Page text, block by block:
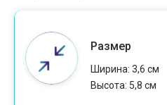
Размер
Ширина: 3,6 см
Высота: 5,8 см